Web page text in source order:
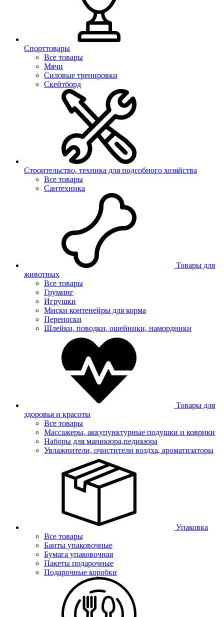
Спорттовары
Все товары
Мячи
Силовые тренировки
Скейтборд
Строительство, техника для подсобного хозяйства
Все товары
Сантехника
Товары для
животных
Все товары
Груминг
Игрушки
Миски контенейры для корма
Переноски
Шлейки, поводки, ошейники, намордники
Товары для
здоровья и красоты
Все товары
Массажеры, аккупунктурные подушки и коврики
Наборы для маникюра,педикюра
Увлажнители, очистители воздха, ароматизаторы
Упаковка
Все товары
Банты упаковочные
Бумага упаковочная
Пакеты подарочные
Подарочные коробки